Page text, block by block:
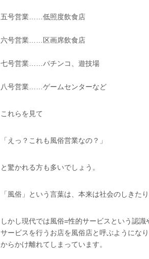
五号営業……低照度飲食店
六号営業……区画席飲食店
七号営業……パチンコ、遊技場
八号営業……ゲームセンターなど
これらを見て
「えっ？これも風俗営業なの？」
と驚かれる方も多いでしょう。
「風俗」という言葉は、本来は社会のしきた
しかし現代では風俗=性的サービスという認
サービスを行うお店を風俗店と呼ぶようにな
からかけ離れてしまっています。